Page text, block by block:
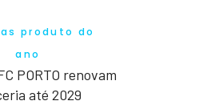
produto do
ano
PORTO renovam
até 2029